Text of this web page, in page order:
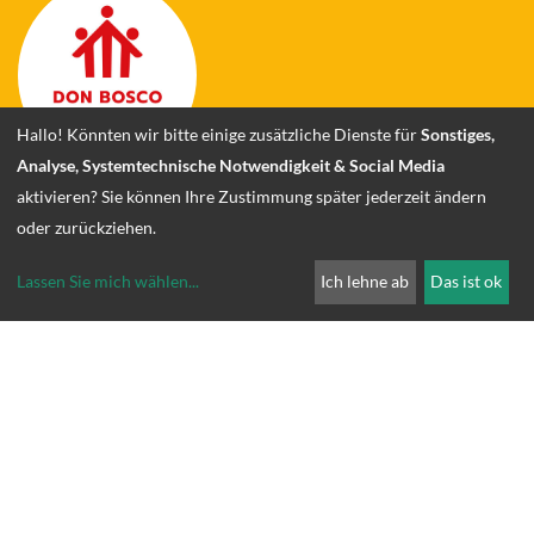
Deutschsprachige Provinz der Don Bosco
Schwestern
Provinzialat
Schellingstraße 72
80799 München
E-Mail senden
Hallo! Könnten wir bitte einige zusätzliche Dienste fürSonstiges,
Analyse, Systemtechnische Notwendigkeit & Social Media
aktivieren? Sie können Ihre Zustimmung später jederzeit ändern
oder zurückziehen.
Lassen Sie mich wählen... Ich lehne ab Das ist ok